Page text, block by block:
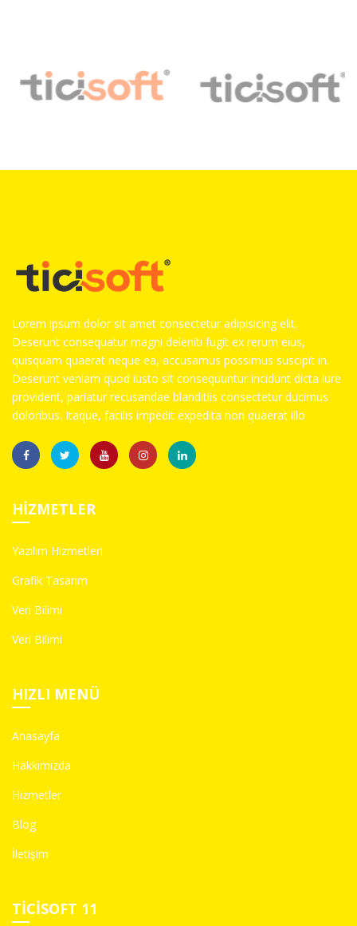
Lorem ipsum dolor sit amet consectetur adipisicing elit.
Deserunt consequatur magni deleniti fugit ex rerum eius,
quisquam quaerat neque ea, accusamus possimus suscipit in.
Deserunt veniam quod iusto sit consequuntur incidunt dicta iure
provident, pariatur recusandae blanditiis consectetur ducimus
doloribus. Itaque, facilis impedit expedita non quaerat illo
HIZMETLER
Yazılım Hizmetleri
Grafik Tasarım
Veri Bilimi
Veri Bilimi
HIZLI MENÜ
Anasayfa
Hakkımızda
Hizmetler
Blog
İletişim
TICISOFT 11